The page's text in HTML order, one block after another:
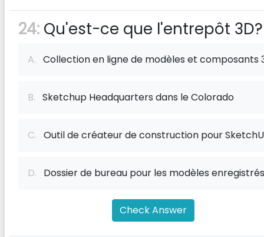
24: Qu'est-ce que l'entrepôt 3D?
A. Collection en ligne de modèles et composants
B. Sketchup Headquarters dans le Colorado
C. Outil de créateur de construction pour
D. Dossier de bureau pour les modèles enregistrés
Check Answer